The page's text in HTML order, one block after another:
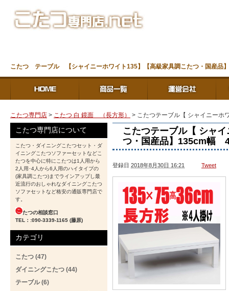
こたつ テーブル 【シャイニーホワイト135】【高級家具調こたつ・国産品
こたつ専門店 > こたつ 白 鏡面 （長方形） > こたつテーブル【 シャイニー
こたつテーブル【 シャ
つ・国産品】135cm幅
登録日 2018年8月30日 16:21 Tweet
こたつ専門店について
こたつ・ダイニングこたつセット・ダ
イニングこたつソファーセットなどこ
たつを中心に特にこたつは1人用から
2人用･4人から6人用のハイタイプの
(家具調こたつ)までラインアップし最
近流行のおしゃれなダイニングこたつ
ソファセットなど格安の通販専門店で
す。
たつの相談窓口
TEL：:090-3339-1165 (藤原)
カテゴリ
こたつ (47)
ダイニングこたつ (44)
テーブル (6)